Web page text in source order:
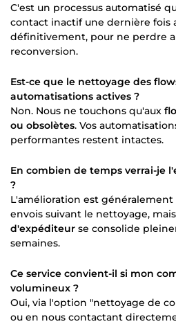
C'est un processus automatisé
contact inactif une dernière fois
définitivement, pour ne perdre
reconversion.
Est-ce que le nettoyage des
automatisations actives ?
Non. Nous ne touchons qu'aux
ou obsolètes. Vos
performantes restent intactes.
En combien de temps verrai-je
?
L'amélioration est
envois suivant le nettoyage,
d'expéditeur se consolide
semaines.
Ce service convient-il si mon
volumineux ?
Oui, via l'option "nettoyage de
ou en nous contactant